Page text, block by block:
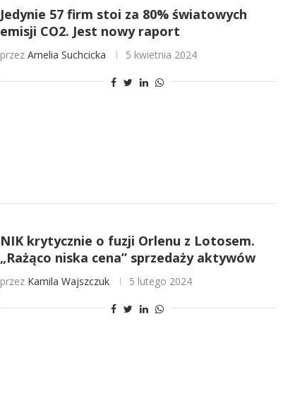
Jedynie 57 firm stoi za 80% światowych
emisji CO2. Jest nowy raport
przez Amelia Suchcicka 5 kwietnia 2024
NIK krytycznie o fuzji Orlenu z Lotosem.
„Rażąco niska cena” sprzedaży aktywów
przez Kamila Wajszczuk 5 lutego 2024